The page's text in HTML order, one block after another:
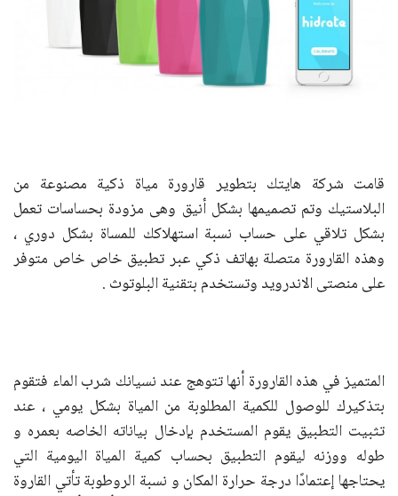
قامت شركة هايتك بتطوير قارورة مياة ذكية مصنوعة من
البلاستيك وتم تصميمها بشكل أنيق وهى مزودة بحساسات تعمل
بشكل تلاقي على حساب نسبة استهلاكك للمساة بشكل دوري ،
وهذه القارورة متصلة بهاتف ذكي عبر تطبيق خاص خاص متوفر
على منصتى الاندرويد وتستخدم بتقنية البلوتوث .
المتميز في هذه القارورة أنها تتوهج عند نسيانك شرب الماء فتقوم
بتذكيرك للوصول للكمية المطلوبة من المياة بشكل يومي ، عند
تثبيت التطبيق يقوم المستخدم بإدخال بياناته الخاصه بعمره و
طوله ووزنه ليقوم التطبيق بحساب كمية المياة اليومية التي
يحتاجها إعتمادًا درجة حرارة المكان و نسبة الروطوبة تأتي القاروة